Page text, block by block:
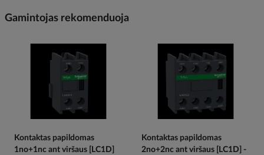
Gamintojas rekomenduoja
Kontaktas papildomas
1no+1nc ant viršaus [LC1D]
Kontaktas papildomas
2no+2nc ant viršaus [LC1D] -